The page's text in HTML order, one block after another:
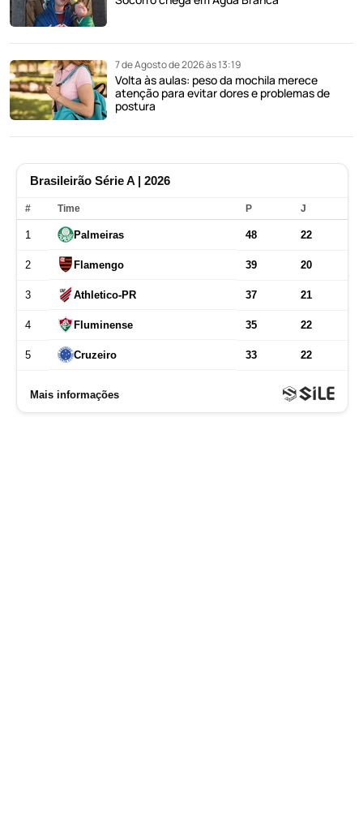
7 de Agosto de 2026 às 13:19
Volta às aulas: peso da mochila merece
atenção para evitar dores e problemas de
postura